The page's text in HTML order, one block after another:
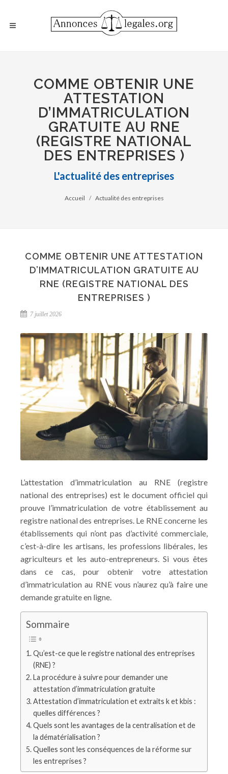
COMME OBTENIR UNE
ATTESTATION
D’IMMATRICULATION
GRATUITE AU RNE
(REGISTRE NATIONAL
DES ENTREPRISES )
L'actualité des entreprises
Accueil Actualité des entreprises
COMME OBTENIR UNE ATTESTATION
D’IMMATRICULATION GRATUITE AU
RNE (REGISTRE NATIONAL DES
ENTREPRISES )
7 juillet 2026
L’attestation d’immatriculation au RNE (registre
national des entreprises) est le document officiel qui
prouve l’immatriculation de votre établissement au
registre national des entreprises. Le RNE concerne les
établissements qui n’ont pas d’activité commerciale,
c’est-à-dire les artisans, les professions libérales, les
agriculteurs et les auto-entrepreneurs. Si vous êtes
dans ce cas, pour obtenir votre attestation
d’immatriculation au RNE vous n’aurez qu’à faire une
demande gratuite en ligne.
Sommaire
Qu’est-ce que le registre national des entreprises
(RNE) ?
La procédure à suivre pour demander une
attestation d’immatriculation gratuite
Attestation d’immatriculation et extraits k et kbis :
quelles différences ?
Quels sont les avantages de la centralisation et de
la dématérialisation ?
Quelles sont les conséquences de la réforme sur
les entreprises ?